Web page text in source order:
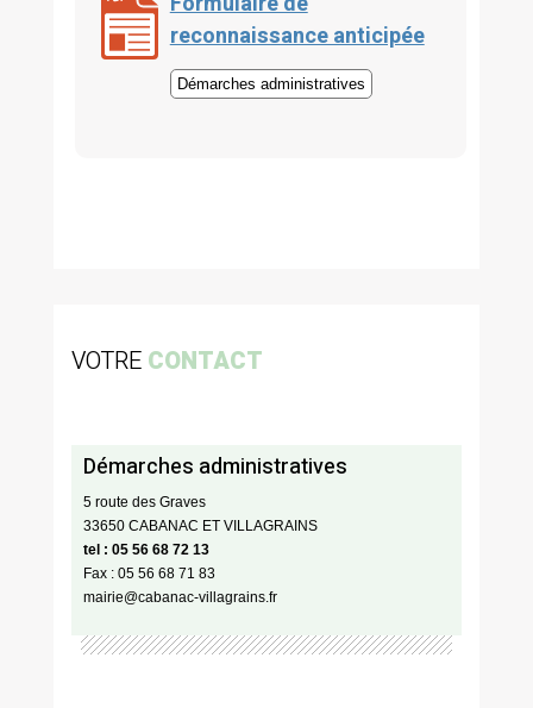
reconnaissance anticipée
Démarches administratives
VOTRE CONTACT
Démarches administratives
5 route des Graves
33650 CABANAC ET VILLAGRAINS
tel : 05 56 68 72 13
Fax : 05 56 68 71 83
mairie@cabanac-villagrains.fr